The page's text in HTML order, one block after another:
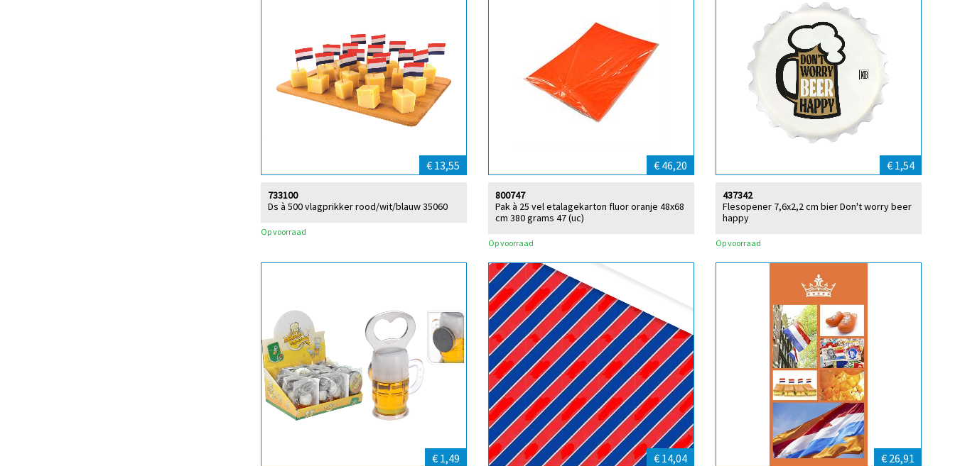
€ 13,55
Ds à 500 vlagprikker rood/wit/blauw 35060
733100
Op voorraad
€ 46,20
Pak à 25 vel etalagekarton fluor oranje 48x68
cm 380 grams 47 (uc)
800747
Op voorraad
€ 1,54
Flesopener 7,6x2,2 cm bier Don't worry beer
happy
437342
Op voorraad
€ 1,49 € 14,04 € 26,91